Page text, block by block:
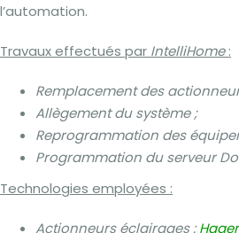
l’automation.
Travaux effectués par IntelliHome:
Remplacement des
Allègement du système ;
Reprogrammation des
Programmation du serveur
Technologies employées :
Actionneurs éclairages :